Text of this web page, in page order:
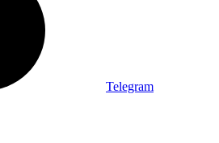
Telegram